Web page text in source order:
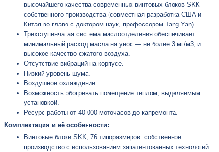
высочайшего качества современных винтовых блоков SKK
собственного производства (совместная разработка США и
Китая во главе с доктором наук, профессором Tang Yan).
Трехступенчатая система маслоотделения обеспечивает
минимальный расход масла на унос — не более 3 мг/м3, и
высокое качество сжатого воздуха.
Отсутствие вибраций на корпусе.
Низкий уровень шума.
Воздушное охлаждение.
Возможность обогревать помещение теплом, выделяемым
установкой.
Ресурс работы от 40 000 моточасов до капремонта.
Комплектация и её особенности:
Винтовые блоки SKK, 76 типоразмеров: собственное
производство с использованием запатентованных технологий